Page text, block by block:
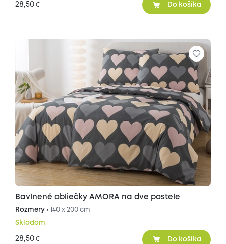
28,50€ Do košíka
Bavlnené obliečky AMORA na dve postele
Rozmery • 140 x 200 cm
Skladom
28,50€ Do košíka